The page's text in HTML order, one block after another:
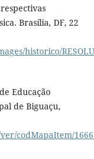
Brasília, DF, 22
historico/
Educação
de Biguaçu,
codMapaItem/